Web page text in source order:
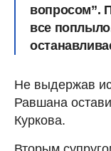
вопросом”.
все
Не выдержав
Равшана
Куркова.